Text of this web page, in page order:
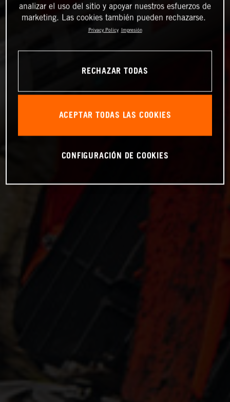
analizar el uso del sitio y apoyar nuestros esfuerzos de
marketing. Las cookies también pueden rechazarse.
Privacy Policy Impresión
RECHAZAR TODAS
ACEPTAR TODAS LAS COOKIES
CONFIGURACIÓN DE COOKIES